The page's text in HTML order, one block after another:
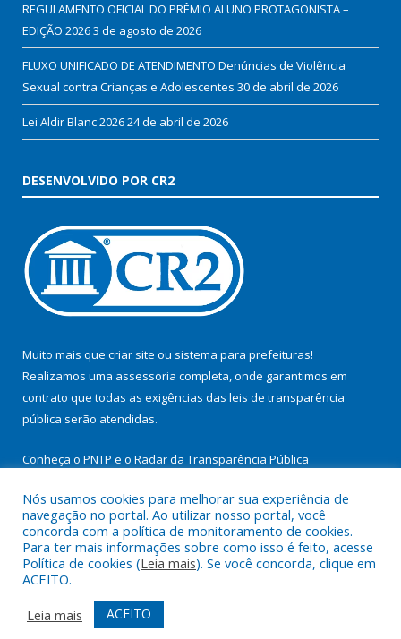
REGULAMENTO OFICIAL DO PRÊMIO ALUNO PROTAGONISTA –
EDIÇÃO 20263 de agosto de 2026
FLUXO UNIFICADO DE ATENDIMENTO Denúncias de Violência
Sexual contra Crianças e Adolescentes 30 de abril de 2026
Lei Aldir Blanc 202624 de abril de 2026
DESENVOLVIDO POR CR2
Muito mais que criar site ou sistema para prefeituras!
Realizamos uma assessoria completa, onde garantimos em
contrato que todas as exigências das leis de transparência
pública serão atendidas.
Conheça o PNTP e o Radar da Transparência Pública
Todos os direitos reservados a Prefeitura Municipal de
Itupiranga.
Mapa do Site
Acessar Área Administrativa
Acessar Webmail
Nós usamos cookies para melhorar sua experiência de
navegação no portal. Ao utilizar nosso portal, você
concorda com a política de monitoramento de cookies.
Para ter mais informações sobre como isso é feito, acesse
Política de cookies (Leia mais). Se você concorda, clique em
ACEITO.
Leia mais
ACEITO